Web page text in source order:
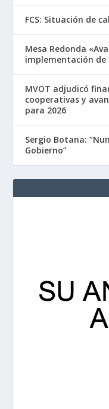
FCS: Situación de
Mesa Redonda
implementación de
MVOT adjudicó
cooperativas y
para 2026
Sergio Botana:
Gobierno”